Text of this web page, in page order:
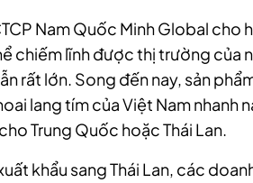
Nam Quốc Minh Global cho
chiếm lĩnh được thị trường của
rất lớn. Song đến nay, sản
lang tím của Việt Nam nhanh
Trung Quốc hoặc Thái Lan.
khẩu sang Thái Lan, các